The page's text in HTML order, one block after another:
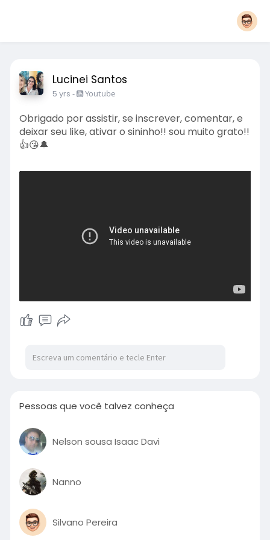
Lucinei Santos
5 yrs - Youtube
Obrigado por assistir, se inscrever, comentar, e
deixar seu like, ativar o sininho!! sou muito grato!!
👍😘🔔
Pessoas que você talvez conheça
Nelson sousa Isaac Davi
Nanno
Silvano Pereira